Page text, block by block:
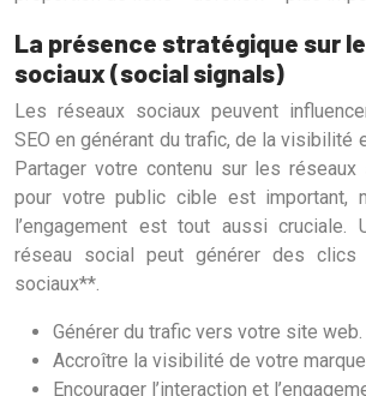
La présence stratégique sur
sociaux (social signals)
Les réseaux sociaux peuvent
SEO en générant du trafic, de la visibilité
Partager votre contenu sur les réseaux
pour votre public cible est important,
l’engagement est tout aussi cruciale.
réseau social peut générer des
sociaux**.
Générer du trafic vers votre site web.
Accroître la visibilité de votre marque.
Encourager l’interaction et